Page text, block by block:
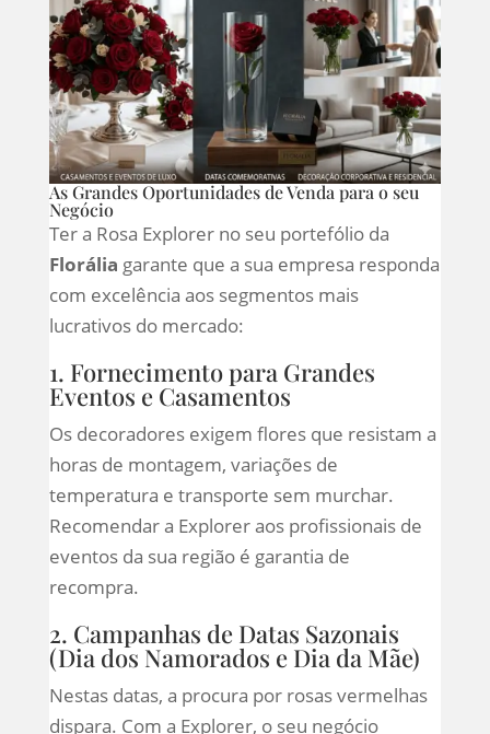
As Grandes Oportunidades de Venda para o seu
Negócio
Ter a Rosa Explorer no seu portefólio da
Florália garante que a sua empresa responda
com excelência aos segmentos mais
lucrativos do mercado:
1. Fornecimento para Grandes
Eventos e Casamentos
Os decoradores exigem flores que resistam a
horas de montagem, variações de
temperatura e transporte sem murchar.
Recomendar a Explorer aos profissionais de
eventos da sua região é garantia de
recompra.
2. Campanhas de Datas Sazonais
(Dia dos Namorados e Dia da Mãe)
Nestas datas, a procura por rosas vermelhas
dispara. Com a Explorer, o seu negócio